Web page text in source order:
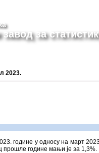
за
2023.
године у односу на март
прошле године мањи је за 1,3%.